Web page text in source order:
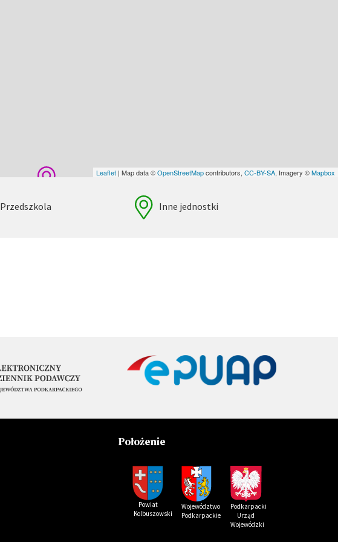
Leaflet | Map data ©OpenStreetMapcontributors, CC-BY-SA, Imagery ©Mapbox
Przedszkola Inne jednostki
Położenie
Powiat
Kolbuszowski
Województwo
Podkarpackie
Podkarpacki
Urząd
Wojewódzki